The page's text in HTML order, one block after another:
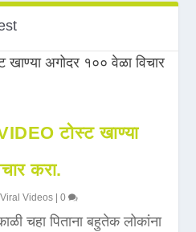
टोस्ट खाण्या
करा.
Viral Videos |0
चहा पिताना बहुतेक लोकांना